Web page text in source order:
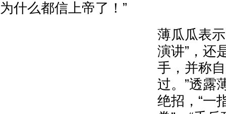
为什么都信上帝了！”
薄瓜瓜表
演讲”，还
手，并称
过。”透露
绝招，“一